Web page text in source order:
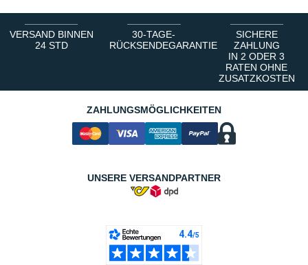
VERSAND BINNEN
24 STD
30-TAGE-
RÜCKSENDEGARANTIE
SICHERE
ZAHLUNG
IN 2 ODER 3
RATEN OHNE
ZUSATZKOSTEN
ZAHLUNGSMÖGLICHKEITEN
UNSERE VERSANDPARTNER